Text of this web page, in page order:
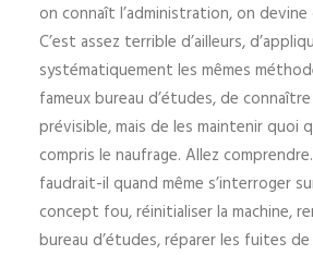
on connaît l’administration, on devine
C’est assez terrible d’ailleurs,
systématiquement les mêmes
fameux bureau d’études, de
prévisible, mais de les maintenir quoi
compris le naufrage. Allez
faudrait-il quand même s’interroger
concept fou, réinitialiser la machine,
bureau d’études, réparer les fuites